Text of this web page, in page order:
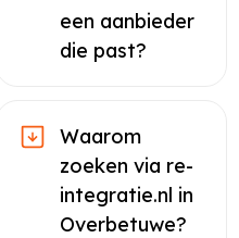
een aanbieder
die past?
Waarom
zoeken via re-
integratie.nl in
Overbetuwe?